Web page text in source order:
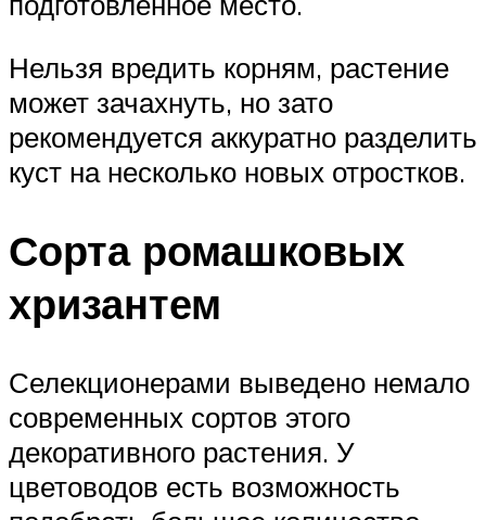
Нельзя вредить корням, растение
может зачахнуть, но зато
рекомендуется аккуратно разделить
куст на несколько новых отростков.
Сорта ромашковых
хризантем
Селекционерами выведено немало
современных сортов этого
декоративного растения. У
цветоводов есть возможность